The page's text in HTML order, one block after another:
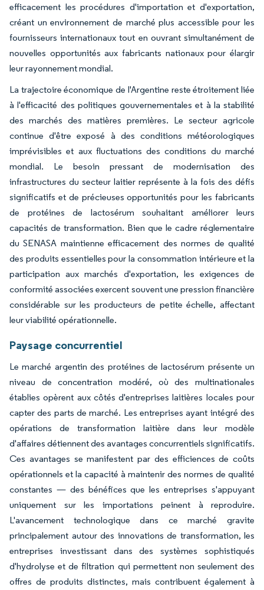
efficacement les procédures d'importation et d'exportation,
créant un environnement de marché plus accessible pour les
fournisseurs internationaux tout en ouvrant simultanément de
nouvelles opportunités aux fabricants nationaux pour élargir
leur rayonnement mondial.
La trajectoire économique de l'Argentine reste étroitement liée
à l'efficacité des politiques gouvernementales et à la stabilité
des marchés des matières premières. Le secteur agricole
continue d'être exposé à des conditions météorologiques
imprévisibles et aux fluctuations des conditions du marché
mondial. Le besoin pressant de modernisation des
infrastructures du secteur laitier représente à la fois des défis
significatifs et de précieuses opportunités pour les fabricants
de protéines de lactosérum souhaitant améliorer leurs
capacités de transformation. Bien que le cadre réglementaire
du SENASA maintienne efficacement des normes de qualité
des produits essentielles pour la consommation intérieure et la
participation aux marchés d'exportation, les exigences de
conformité associées exercent souvent une pression financière
considérable sur les producteurs de petite échelle, affectant
leur viabilité opérationnelle.
Paysage concurrentiel
Le marché argentin des protéines de lactosérum présente un
niveau de concentration modéré, où des multinationales
établies opèrent aux côtés d'entreprises laitières locales pour
capter des parts de marché. Les entreprises ayant intégré des
opérations de transformation laitière dans leur modèle
d'affaires détiennent des avantages concurrentiels significatifs.
Ces avantages se manifestent par des efficiences de coûts
opérationnels et la capacité à maintenir des normes de qualité
constantes — des bénéfices que les entreprises s'appuyant
uniquement sur les importations peinent à reproduire.
L'avancement technologique dans ce marché gravite
principalement autour des innovations de transformation, les
entreprises investissant dans des systèmes sophistiqués
d'hydrolyse et de filtration qui permettent non seulement des
offres de produits distinctes, mais contribuent également à